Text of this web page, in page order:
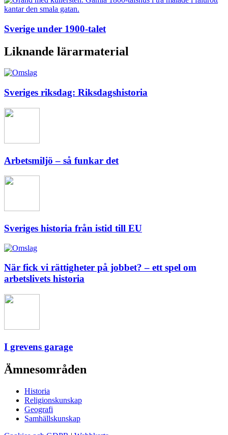
Sverige under 1900-talet
Liknande lärarmaterial
Sveriges riksdag: Riksdagshistoria
Arbetsmiljö – så funkar det
Sveriges historia från istid till EU
När fick vi rättigheter på jobbet? – ett spel om
arbetslivets historia
I grevens garage
Ämnesområden
Historia
Religionskunskap
Geografi
Samhällskunskap